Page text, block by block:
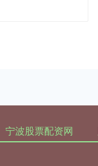
宁波股票配资网